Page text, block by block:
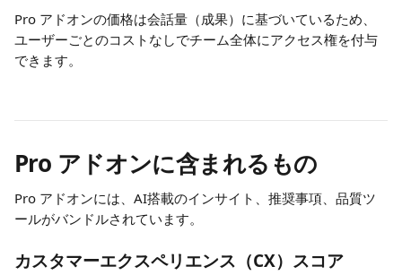
Pro アドオンの価格は会話量（成果）に基づいているため、
ユーザーごとのコストなしでチーム全体にアクセス権を付与
できます。
Pro アドオンに含まれるもの
Pro アドオンには、AI搭載のインサイト、推奨事項、品質ツ
ールがバンドルされています。
カスタマーエクスペリエンス（CX）スコア